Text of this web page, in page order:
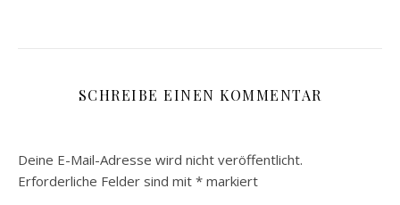
SCHREIBE EINEN KOMMENTAR
Deine E-Mail-Adresse wird nicht veröffentlicht.
Erforderliche Felder sind mit * markiert